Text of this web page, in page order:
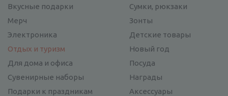
Вкусные подарки
Мерч
Электроника
Отдых и туризм
Для дома и офиса
Сувенирные наборы
Подарки к праздникам
Сумки, рюкзаки
Зонты
Детские товары
Новый год
Посуда
Награды
Аксессуары